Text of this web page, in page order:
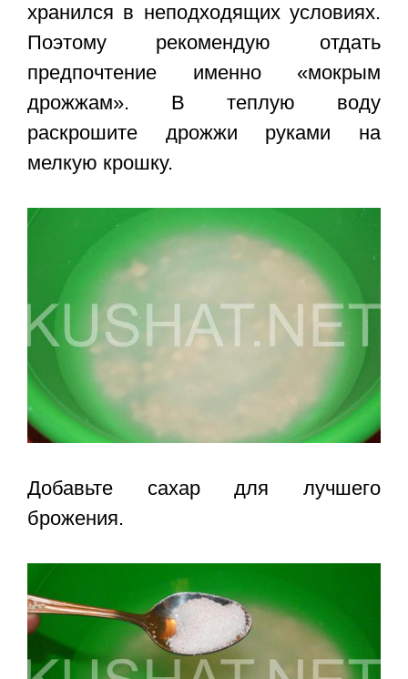
хранился в неподходящих условиях.
Поэтому рекомендую отдать
предпочтение именно «мокрым
дрожжам». В теплую воду
раскрошите дрожжи руками на
мелкую крошку.
Добавьте сахар для лучшего
брожения.